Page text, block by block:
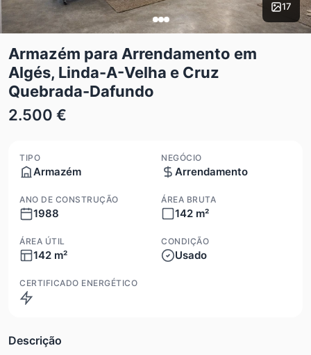
17
Armazém para Arrendamento em
Algés, Linda-A-Velha e Cruz
Quebrada-Dafundo
2.500 €
TIPO
Armazém
NEGÓCIO
Arrendamento
ANO DE CONSTRUÇÃO
1988
ÁREA BRUTA
142 m²
ÁREA ÚTIL
142 m²
CONDIÇÃO
Usado
CERTIFICADO ENERGÉTICO
Descrição